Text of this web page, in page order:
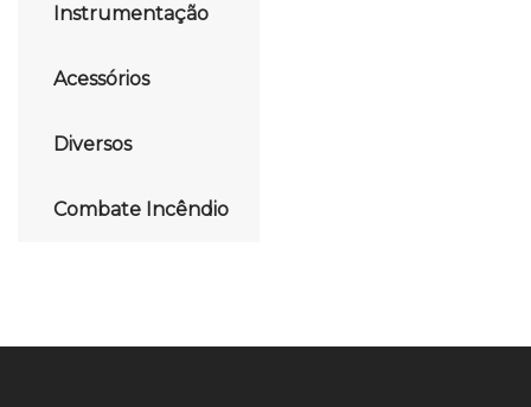
Instrumentação
Acessórios
Diversos
Combate Incêndio